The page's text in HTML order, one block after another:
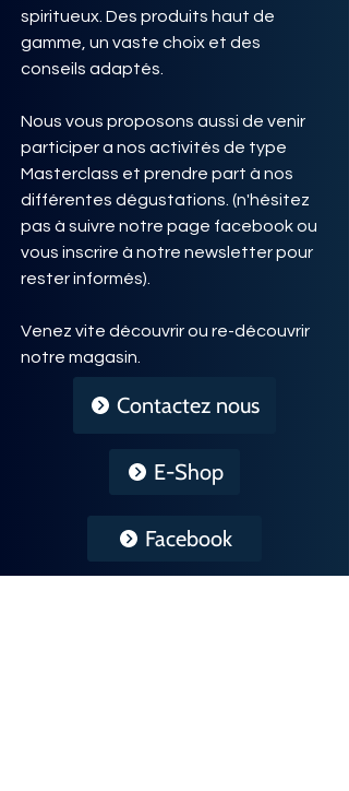
spiritueux. Des produits haut de
gamme, un vaste choix et des
conseils adaptés.
Nous vous proposons aussi de venir
participer a nos activités de type
Masterclass et prendre part à nos
différentes dégustations. (n'hésitez
pas à suivre notre page facebook ou
vous inscrire à notre newsletter pour
rester informés).
Venez vite découvrir ou re-découvrir
notre magasin.
Contactez nous
E-Shop
Facebook